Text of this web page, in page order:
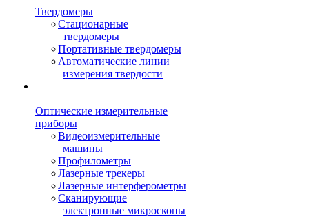
Твердомеры
Стационарные
твердомеры
Портативные твердомеры
Автоматические линии
измерения твердости
Оптические измерительные
приборы
Видеоизмерительные
машины
Профилометры
Лазерные трекеры
Лазерные интерферометры
Сканирующие
электронные микроскопы